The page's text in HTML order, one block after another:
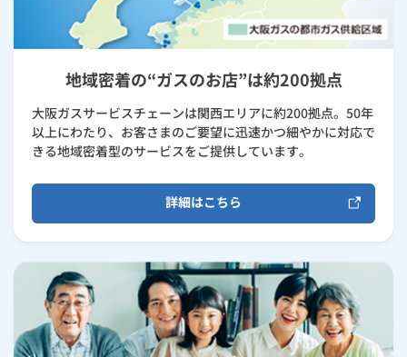
地域密着の“ガスのお店”は約200拠点
大阪ガスサービスチェーンは関西エリアに約200拠点。50年
以上にわたり、お客さまのご要望に迅速かつ細やかに対応で
きる地域密着型のサービスをご提供しています。
詳細はこちら